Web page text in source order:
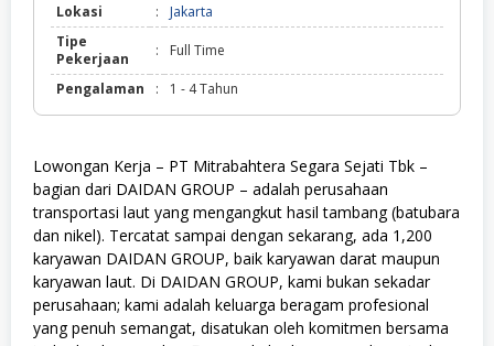
Lokasi
:
Jakarta
Tipe
Pekerjaan
: Full Time
Pengalaman : 1 - 4 Tahun
Lowongan Kerja – PT Mitrabahtera Segara Sejati Tbk –
bagian dari DAIDAN GROUP – adalah perusahaan
transportasi laut yang mengangkut hasil tambang (batubara
dan nikel). Tercatat sampai dengan sekarang, ada 1,200
karyawan DAIDAN GROUP, baik karyawan darat maupun
karyawan laut. Di DAIDAN GROUP, kami bukan sekadar
perusahaan; kami adalah keluarga beragam profesional
yang penuh semangat, disatukan oleh komitmen bersama